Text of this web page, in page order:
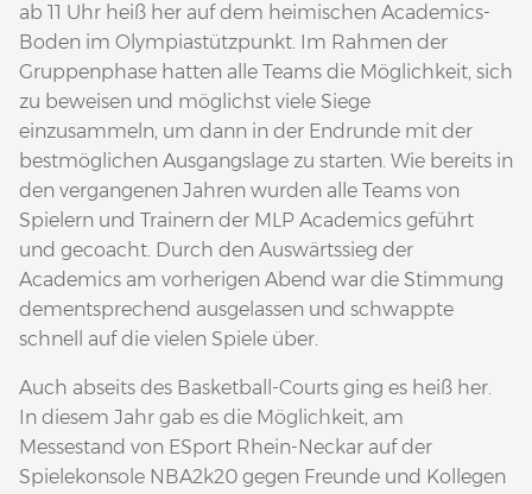
ab 11 Uhr heiß her auf dem heimischen Academics-
Boden im Olympiastützpunkt. Im Rahmen der
Gruppenphase hatten alle Teams die Möglichkeit, sich
zu beweisen und möglichst viele Siege
einzusammeln, um dann in der Endrunde mit der
bestmöglichen Ausgangslage zu starten. Wie bereits in
den vergangenen Jahren wurden alle Teams von
Spielern und Trainern der MLP Academics geführt
und gecoacht. Durch den Auswärtssieg der
Academics am vorherigen Abend war die Stimmung
dementsprechend ausgelassen und schwappte
schnell auf die vielen Spiele über.
Auch abseits des Basketball-Courts ging es heiß her.
In diesem Jahr gab es die Möglichkeit, am
Messestand von ESport Rhein-Neckar auf der
Spielekonsole NBA2k20 gegen Freunde und Kollegen